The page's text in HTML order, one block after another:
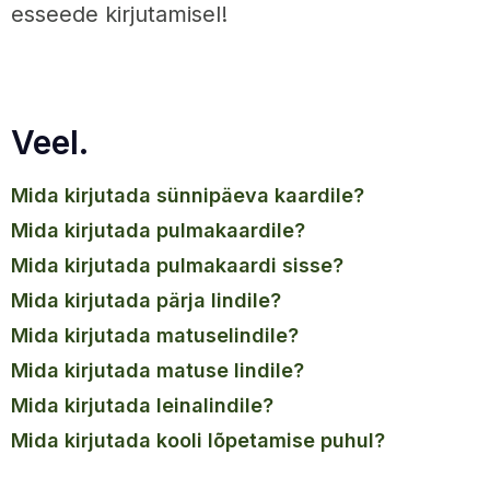
esseede kirjutamisel!
Veel.
mida kirjutada sünnipäeva kaardile?
mida kirjutada pulmakaardile?
mida kirjutada pulmakaardi sisse?
mida kirjutada pärja lindile?
mida kirjutada matuselindile?
mida kirjutada matuse lindile?
mida kirjutada leinalindile?
mida kirjutada kooli lõpetamise puhul?